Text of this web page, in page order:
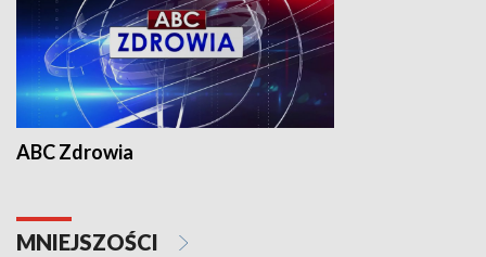
ABC Zdrowia
MNIEJSZOŚCI